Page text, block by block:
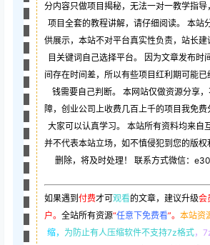
分内容只做项目揭秘，无法一对一教学指
项目全套的教程讲解，请仔细阅读。 本站
供展示，本站不对平台真实性负责，站长
目关键词自己选择平台。 因为文章发布时
间存在时间差，所以有些项目红利期可能
钱需要自己判断。 本网站仅做资源分享
障，创业公司上收费几百上千的项目我免
大家可以认真学习。 本站所有资料均来自
并不代表本站立场，如不慎侵犯到您的版
删除，将及时处理！ 联系方式微信：
如果遇到 付费才可观看的文章，建议升级会
户。 全站所有资源“任意下免费看”。 本站资
缩， 为防止有人压缩软件不支持7z格式，